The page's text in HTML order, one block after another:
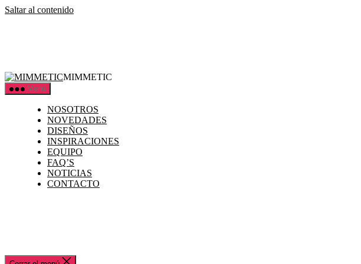
Saltar al contenido
MIMMETIC
Menú
NOSOTROS
NOVEDADES
DISEÑOS
INSPIRACIONES
EQUIPO
FAQ’S
NOTICIAS
CONTACTO